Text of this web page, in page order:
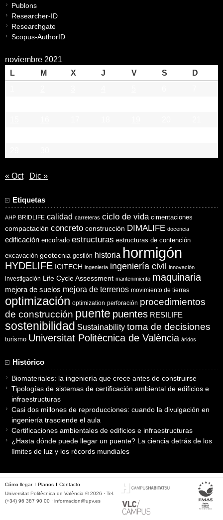
Publons
Researcher-ID
Researchgate
Scopus-AuthorID
noviembre 2021
L
M X J V S
D
« Oct Dic »
Etiquetas
AHP BRIDLIFE calidad carreteras ciclo de vida cimentaciones
compactación concreto construcción DIMALIFE docencia
edificación encofrado estructuras estructuras de contención
excavación geotecnia gestión historia hormigón
HYDELIFE ICITECH ingeniería ingeniería civil innovación
investigación Life Cycle Assessment mantenimiento maquinaria
mejora de suelos mejora de terrenos movimiento de tierras
optimización optimization perforación procedimientos
de construcción puente puentes RESILIFE
sostenibilidad Sustainability toma de decisiones
turismo Universitat Politècnica de València áridos
Histórico
Biomateriales: la ingeniería que crece antes de construirse
Tipologías de sistemas de certificación ambiental de edificios e
infraestructuras
Casi dos millones de reproducciones: cuando la divulgación en
ingeniería trasciende el aula
Certificaciones ambientales de edificios e infraestructuras
¿Hasta dónde puede llegar un puente? La ciencia detrás de los
límites de luz y los récords mundiales
Cómo llegar Planos
Contacto
Universitat Politècnica de València © 2026 · Tel.
(+34) 96 387 90 00 · informacion@upv.es